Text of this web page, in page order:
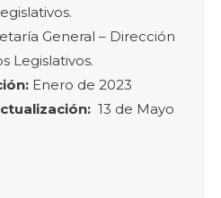
General – Dirección
Legislativos.
Enero de 2023
13 de Mayo
que se llevó a cabo la